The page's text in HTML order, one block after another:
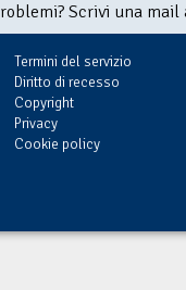
Scrivi una
Termini del servizio
Diritto di recesso
Copyright
Privacy
Cookie policy